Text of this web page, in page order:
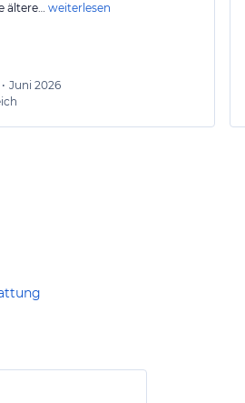
ältere… weiterlesen
• Juni 2026